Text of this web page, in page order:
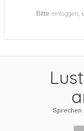
Bitte einloggen,
Sprechen